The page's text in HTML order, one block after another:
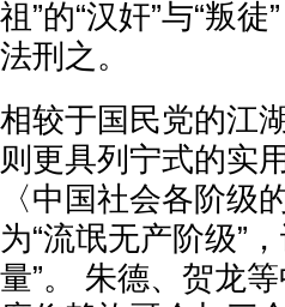
祖”的“汉奸”与“叛
法刑之。
相较于国民党的江
则更具列宁式的实
〈中国社会各阶级
为“流氓无产阶级”
量”。 朱德、贺龙